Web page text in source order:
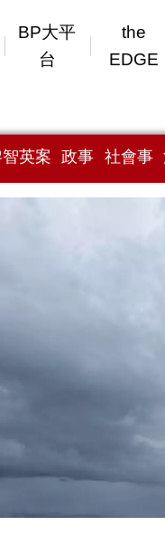
BP大平
台
the
EDGE
英案 政事 社會事